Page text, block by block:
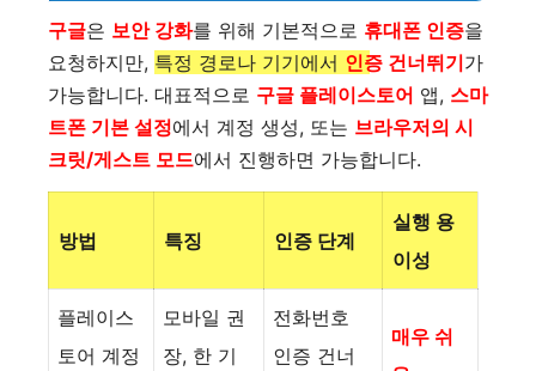
구글은 보안 강화를 위해 기본적으로 휴대폰 인증을
요청하지만, 특정 경로나 기기에서 인증 건너뛰기가
가능합니다. 대표적으로 구글 플레이스토어 앱, 스마
트폰 기본 설정에서 계정 생성, 또는 브라우저의 시
크릿/게스트 모드에서 진행하면 가능합니다.
방법 특징 인증 단계
실행 용
이성
플레이스
토어 계정
모바일 권
장, 한 기
전화번호
인증 건너
매우 쉬